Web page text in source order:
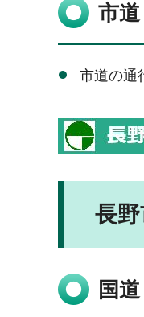
市道
市道の通
長
国道